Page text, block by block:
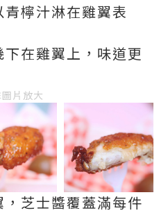
檸汁淋在雞翼表
在雞翼上，味道更
片放大
芝士醬覆蓋滿每件